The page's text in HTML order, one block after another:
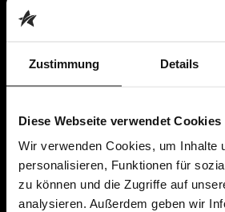
Zustimmung Details
Diese Webseite verwendet Cookies
Wir verwenden Cookies, um Inhalte
personalisieren, Funktionen für
zu können und die Zugriffe auf
analysieren. Außerdem geben wir